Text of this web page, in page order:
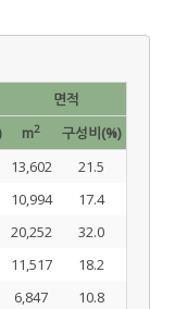
면적
m2
구성비(%)
13,602
21.5
10,994
17.4
20,252
32.0
11,517
18.2
6,847
10.8